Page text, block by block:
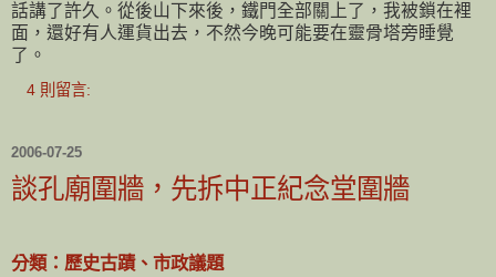
話講了許久。從後山下來後，鐵門全部關上了，我被鎖在裡
面，還好有人運貨出去，不然今晚可能要在靈骨塔旁睡覺
了。
4 則留言:
2006-07-25
談孔廟圍牆，先拆中正紀念堂圍牆
分類：歷史古蹟、市政議題